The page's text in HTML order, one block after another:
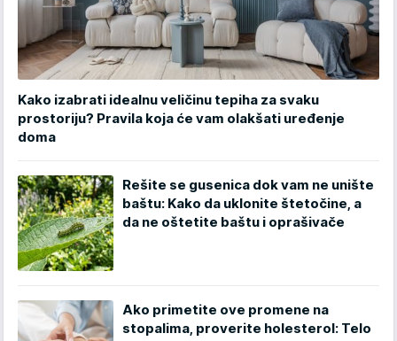
Kako izabrati idealnu veličinu tepiha za svaku
prostoriju? Pravila koja će vam olakšati uređenje
doma
Rešite se gusenica dok vam ne unište
baštu: Kako da uklonite štetočine, a
da ne oštetite baštu i oprašivače
Ako primetite ove promene na
stopalima, proverite holesterol: Telo